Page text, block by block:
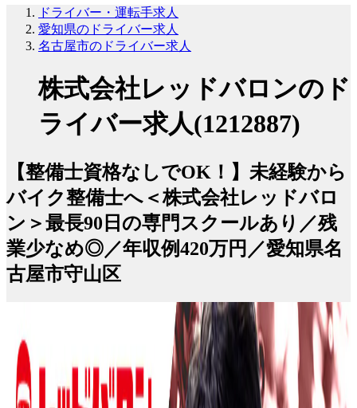
ドライバー・運転手求人
愛知県のドライバー求人
名古屋市のドライバー求人
株式会社レッドバロンのド
ライバー求人(1212887)
【整備士資格なしでOK！】未経験から
バイク整備士へ＜株式会社レッドバロ
ン＞最長90日の専門スクールあり／残
業少なめ◎／年収例420万円／愛知県名
古屋市守山区